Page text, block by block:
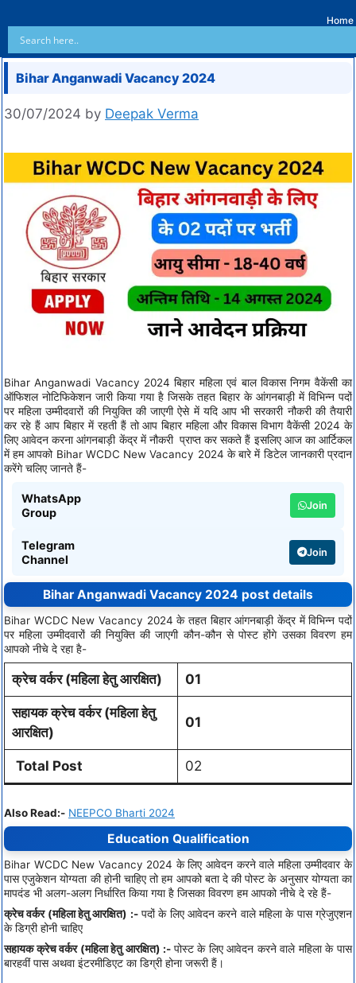
Home
Bihar Anganwadi Vacancy 2024
30/07/2024 by Deepak Verma
Bihar Anganwadi Vacancy 2024 बिहार महिला एवं बाल विकास निगम वैकेंसी का
ऑफिशल नोटिफिकेशन जारी किया गया है जिसके तहत बिहार के आंगनबाड़ी में विभिन्न पदों
पर महिला उम्मीदवारों की नियुक्ति की जाएगी ऐसे में यदि आप भी सरकारी नौकरी की तैयारी
कर रहे हैं आप बिहार में रहती हैं तो आप बिहार महिला और विकास विभाग वैकेंसी 2024 के
लिए आवेदन करना आंगनबाड़ी केंद्र में नौकरी प्राप्त कर सकते हैं इसलिए आज का आर्टिकल
में हम आपको Bihar WCDC New Vacancy 2024 के बारे में डिटेल जानकारी प्रदान
करेंगे चलिए जानते हैं-
WhatsApp
Group
Join
Telegram
Channel
Join
Bihar Anganwadi Vacancy 2024 post details
Bihar WCDC New Vacancy 2024 के तहत बिहार आंगनबाड़ी केंद्र में विभिन्न पदों
पर महिला उम्मीदवारों की नियुक्ति की जाएगी कौन-कौन से पोस्ट होंगे उसका विवरण हम
आपको नीचे दे रहा है-
क्रेच वर्कर(महिला हेतु आरक्षित) 01
सहायक क्रेच वर्कर(महिला हेतु
आरक्षित)
01
Total Post 02
Also Read:- NEEPCO Bharti 2024
Education Qualification
Bihar WCDC New Vacancy 2024 के लिए आवेदन करने वाले महिला उम्मीदवार के
पास एजुकेशन योग्यता की होनी चाहिए तो हम आपको बता दे की पोस्ट के अनुसार योग्यता का
मापदंड भी अलग-अलग निर्धारित किया गया है जिसका विवरण हम आपको नीचे दे रहे हैं-
क्रेच वर्कर (महिला हेतु आरक्षित) :-पदों के लिए आवेदन करने वाले महिला के पास ग्रेजुएशन
के डिग्री होनी चाहिए
सहायक क्रेच वर्कर (महिला हेतु आरक्षित) :- पोस्ट के लिए आवेदन करने वाले महिला के पास
बारहवीं पास अथवा इंटरमीडिएट का डिग्री होना जरूरी हैं।